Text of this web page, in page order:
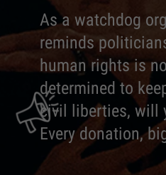
As a watchdog
reminds
human rights is
determined to
civil liberties, will
Every donation,